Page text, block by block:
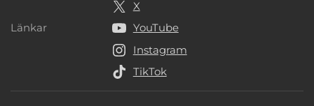
Länkar Länkar
X
YouTube
Instagram
TikTok